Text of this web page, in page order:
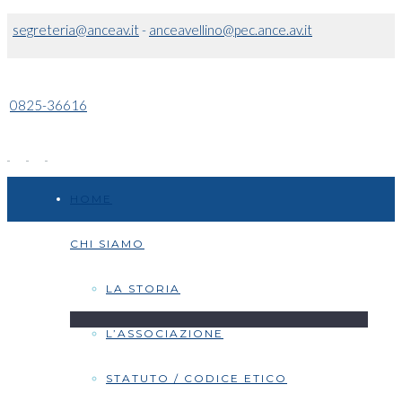
segreteria@anceav.it- anceavellino@pec.ance.av.it
0825-36616
CHI SIAMO
LA STORIA
L’ASSOCIAZIONE
STATUTO / CODICE ETICO